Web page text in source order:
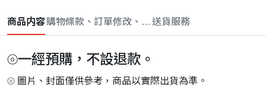
商品内容購物條款、訂單修改、取消與退款政策
送貨服務
⦾一經預購，不設退款。
⦾ 圖片、封面僅供參考，商品以實際出貨為準。